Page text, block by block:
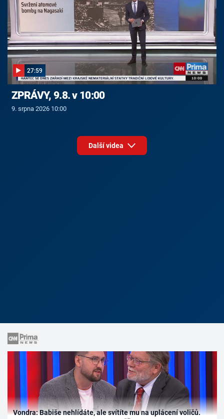
27:59
ZPRÁVY, 9.8. v 10:00
9. srpna 2026 10:00
Další videa
Vondra: Babiše nehlídáte, ale svítíte mu na uplácení voličů.